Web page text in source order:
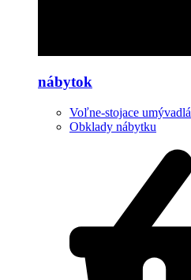
nábytok
Voľne-stojace umývadlá
Obklady nábytku